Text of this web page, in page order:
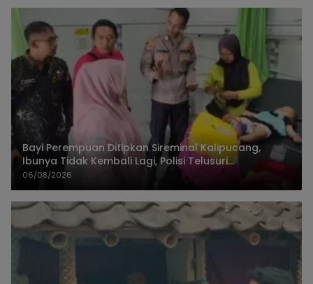
Bayi Perempuan Ditipkan Sireminal Kalipucang,
Ibunya Tidak Kembali Lagi, Polisi Telusuri
Keberadaan Orang Tua
06/08/2026